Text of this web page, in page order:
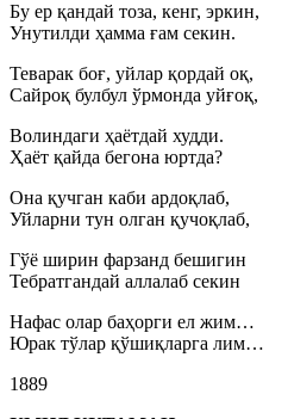
Бу ер қандай тоза, кенг, эркин,
Унутилди ҳамма ғам секин.
Теварак боғ, уйлар қордай оқ,
Сайроқ булбул ўрмонда уйғоқ,
Волиндаги ҳаётдай худди.
Ҳаёт қайда бегона юртда?
Она қучган каби ардоқлаб,
Уйларни тун олган қучоқлаб,
Гўё ширин фарзанд бешигин
Тебратгандай аллалаб секин
Нафас олар баҳорги ел жим…
Юрак тўлар қўшиқларга лим…
1889